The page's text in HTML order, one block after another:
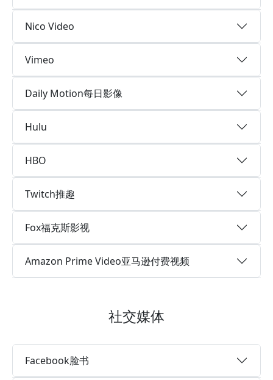
Nico Video
Vimeo
Daily Motion每日影像
Hulu
HBO
Twitch推趣
Fox福克斯影视
Amazon Prime Video亚马逊付费视频
社交媒体
Facebook脸书